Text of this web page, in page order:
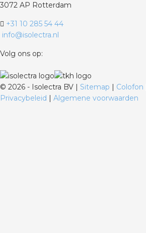
3072 AP Rotterdam
+31 10 285 54 44
info@isolectra.nl
Volg ons op:
© 2026 - Isolectra BV | Sitemap | Colofon
Privacybeleid | Algemene voorwaarden